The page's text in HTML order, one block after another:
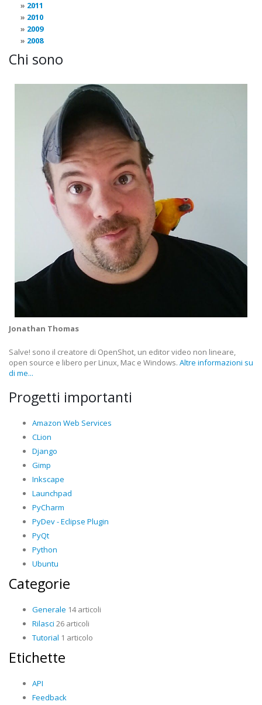
2011
2010
2009
2008
Chi sono
Jonathan Thomas
Salve! sono il creatore di OpenShot, un editor video non lineare,
open source e libero per Linux, Mac e Windows. Altre informazioni su
di me...
Progetti importanti
Amazon Web Services
CLion
Django
Gimp
Inkscape
Launchpad
PyCharm
PyDev - Eclipse Plugin
PyQt
Python
Ubuntu
Categorie
Generale 14 articoli
Rilasci 26 articoli
Tutorial 1 articolo
Etichette
API
Feedback